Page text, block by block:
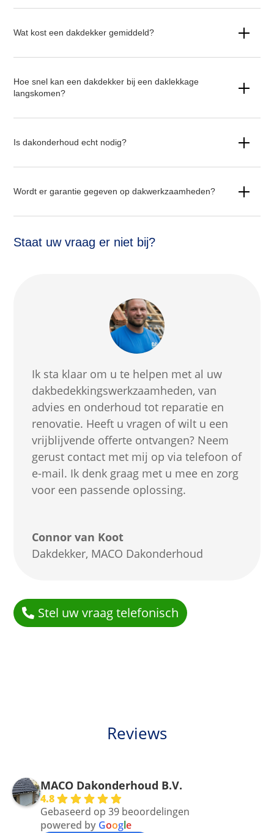
Wat kost een dakdekker gemiddeld?
Hoe snel kan een dakdekker bij een daklekkage
langskomen?
Is dakonderhoud echt nodig?
Wordt er garantie gegeven op dakwerkzaamheden?
Staat uw vraag er niet bij?
Ik sta klaar om u te helpen met al uw
dakbedekkingswerkzaamheden, van
advies en onderhoud tot reparatie en
renovatie. Heeft u vragen of wilt u een
vrijblijvende offerte ontvangen? Neem
gerust contact met mij op via telefoon of
e-mail. Ik denk graag met u mee en zorg
voor een passende oplossing.
Connor van Koot
Dakdekker, MACO Dakonderhoud
Stel uw vraag telefonisch
Reviews
MACO Dakonderhoud B.V.
4.8
Gebaseerd op 39 beoordelingen
powered by Google